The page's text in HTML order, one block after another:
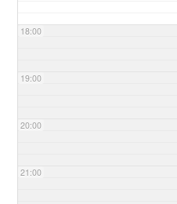
18:00
19:00
20:00
21:00